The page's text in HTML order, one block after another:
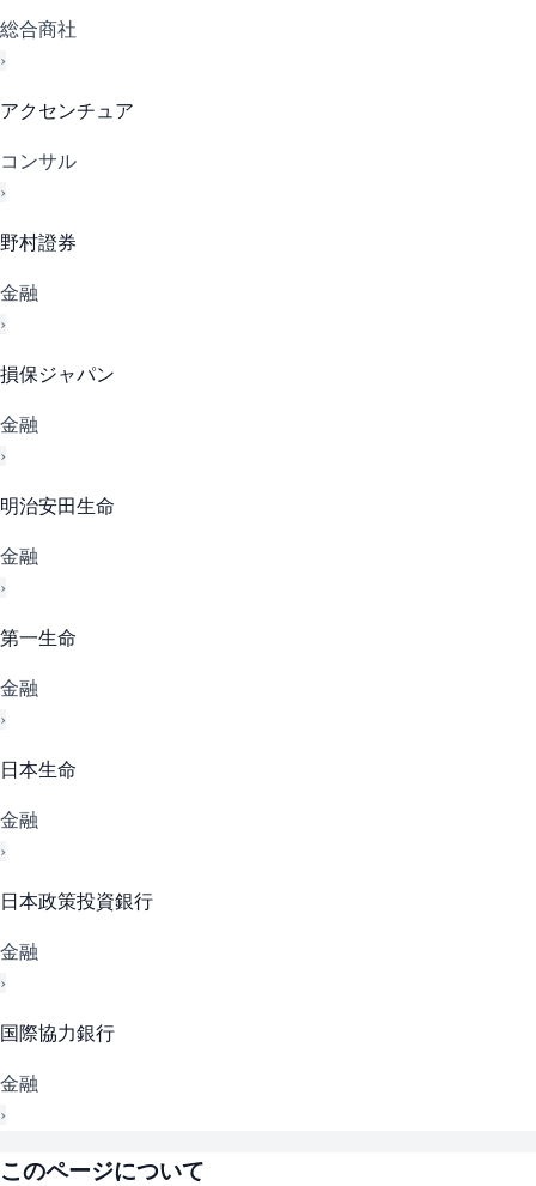
総合商社
›
アクセンチュア
コンサル
›
野村證券
金融
›
損保ジャパン
金融
›
明治安田生命
金融
›
第一生命
金融
›
日本生命
金融
›
日本政策投資銀行
金融
›
国際協力銀行
金融
›
このページについて